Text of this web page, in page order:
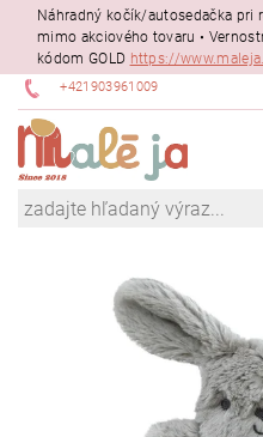
Náhradný kočík/autosedačka pri
mimo akciového tovaru •
kódom GOLD https://
+421903961009